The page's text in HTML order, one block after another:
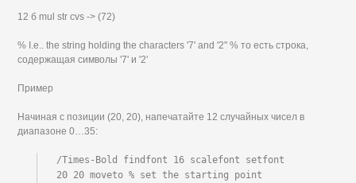
12 б mul str cvs -> (72)
% I.e.. the string holding the characters '7' and '2" % то есть строка,
содержащая символы '7' и '2'
Пример
Начиная с позиции (20, 20), напечатайте 12 случайных чисел в
диапазоне 0…35:
/Times-Bold findfont 16 scalefont setfont
20 20 moveto % set the starting point